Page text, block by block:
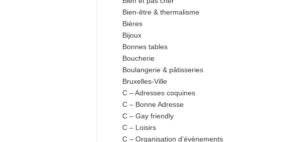
Bien-être & thermalisme
Bières
Bijoux
Bonnes tables
Boucherie
Boulangerie & pâtisseries
Bruxelles-Ville
C – Adresses coquines
C – Bonne Adresse
C – Gay friendly
C – Loisirs
C – Organisation d’évènements